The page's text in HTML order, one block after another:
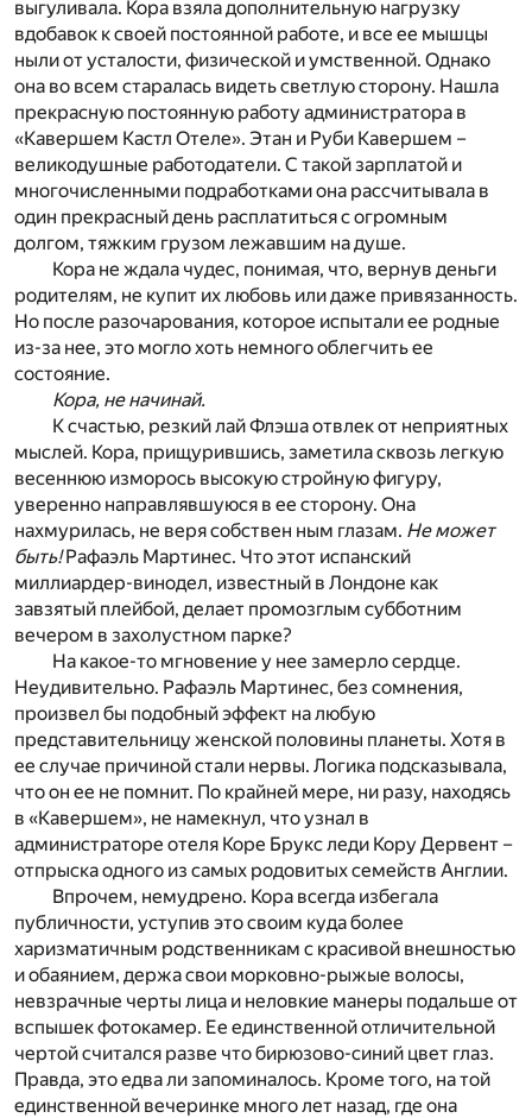
выгуливала. Кора взяла дополнительную нагрузку
вдобавок к своей постоянной работе, и все ее мышцы
ныли от усталости, физической и умственной. Однако
она во всем старалась видеть светлую сторону. Нашла
прекрасную постоянную работу администратора в
«Кавершем Кастл Отеле». Этан и Руби Кавершем –
великодушные работодатели. С такой зарплатой и
многочисленными подработками она рассчитывала в
один прекрасный день расплатиться с огромным
долгом, тяжким грузом лежавшим на душе.
Кора не ждала чудес, понимая, что, вернув деньги
родителям, не купит их любовь или даже привязанность.
Но после разочарования, которое испытали ее родные
из-за нее, это могло хоть немного облегчить ее
состояние.
Кора, не начинай.
К счастью, резкий лай Флэша отвлек от неприятных
мыслей. Кора, прищурившись, заметила сквозь легкую
весеннюю изморось высокую стройную фигуру,
уверенно направлявшуюся в ее сторону. Она
нахмурилась, не веря собствен ным глазам. Не может
быть!Рафаэль Мартинес. Что этот испанский
миллиардер-винодел, известный в Лондоне как
завзятый плейбой, делает промозглым субботним
вечером в захолустном парке?
На какое-то мгновение у нее замерло сердце.
Неудивительно. Рафаэль Мартинес, без сомнения,
произвел бы подобный эффект на любую
представительницу женской половины планеты. Хотя в
ее случае причиной стали нервы. Логика подсказывала,
что он ее не помнит. По крайней мере, ни разу, находясь
в «Кавершем», не намекнул, что узнал в
администраторе отеля Коре Брукс леди Кору Дервент –
отпрыска одного из самых родовитых семейств Англии.
Впрочем, немудрено. Кора всегда избегала
публичности, уступив это своим куда более
харизматичным родственникам с красивой внешностью
и обаянием, держа свои морковно-рыжые волосы,
невзрачные черты лица и неловкие манеры подальше от
вспышек фотокамер. Ее единственной отличительной
чертой считался разве что бирюзово-синий цвет глаз.
Правда, это едва ли запоминалось. Кроме того, на той
единственной вечеринке много лет назад, где она